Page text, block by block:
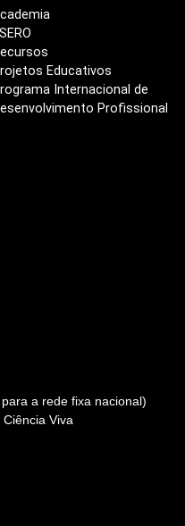
Educativos
Internacional de
Profissional
a rede fixa nacional)
Viva